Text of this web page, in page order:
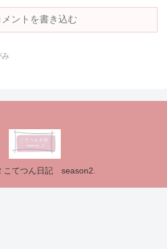
メントを書き込む
み
こてつん日記 season2.